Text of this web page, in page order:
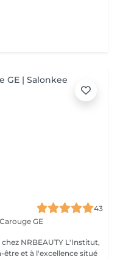
43
GE
être et à l'excellence situé